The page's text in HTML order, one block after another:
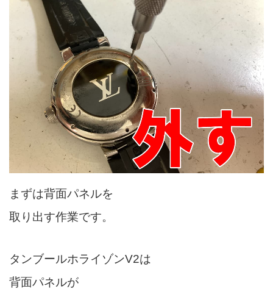
まずは背面パネルを
取り出す作業です。
タンブールホライゾンV2は
背面パネルが